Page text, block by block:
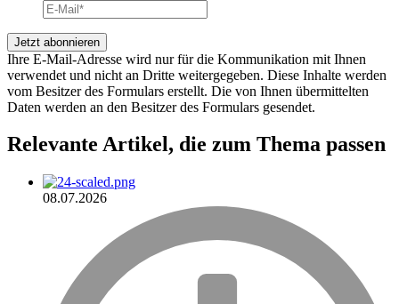
Ihre E-Mail-Adresse wird nur für die Kommunikation mit Ihnen
verwendet und nicht an Dritte weitergegeben. Diese Inhalte werden
vom Besitzer des Formulars erstellt. Die von Ihnen übermittelten
Daten werden an den Besitzer des Formulars gesendet.
Relevante Artikel, die zum Thema passen
08.07.2026